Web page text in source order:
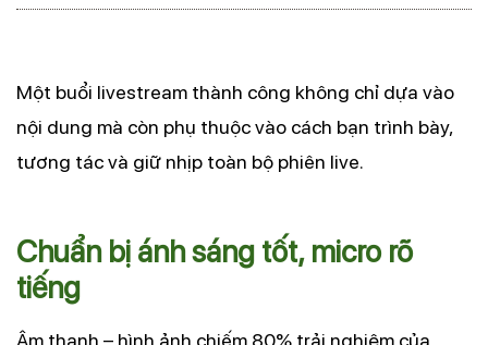
Một buổi livestream thành công không chỉ dựa vào
nội dung mà còn phụ thuộc vào cách bạn trình bày,
tương tác và giữ nhịp toàn bộ phiên live.
Chuẩn bị ánh sáng tốt, micro rõ
tiếng
Âm thanh – hình ảnh chiếm 80% trải nghiệm của